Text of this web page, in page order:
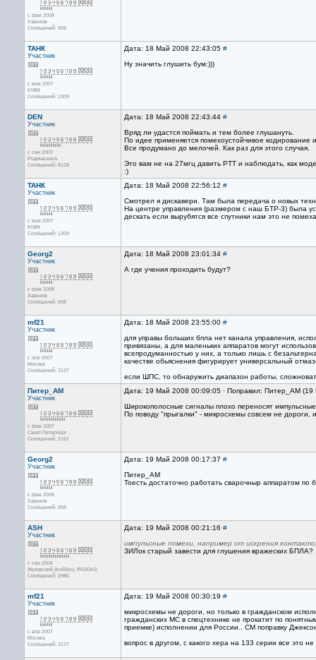
с фев 2008
Харьков
Сообщений: 908
ТАНК
Участник
с мая 2007
KN88
Сообщений: 1309
Дата: 18 Май 2008 22:43:05 #
Ну значить глушить бум:)))
DEN
Участник
с сен 2003
Родина-мать
Сообщений: 8128
Дата: 18 Май 2008 22:43:44 #
Вряд ли удастся поймать и тем более глушануть.
По идее применяется помехоустойчивое
Все продумано до мелочей. Как раз для этого случая.
Это вам не на 27мгц давить РТТ и наблюдать, как
:)
ТАНК
Участник
с мая 2007
KN88
Сообщений: 1309
Дата: 18 Май 2008 22:56:12 #
Смотрел я дискавери. Там была передача о новых
На центре управления (размером с наш БТР-3) была
дескать если вырубятся все спутники нам это не
Georg2
Участник
с фев 2008
Харьков
Сообщений: 908
Дата: 18 Май 2008 23:01:34 #
А где учения проходить будут?
mf21
Участник
с апр 2007
Москва
Сообщений: 3137
Дата: 18 Май 2008 23:55:00 #
для управы больших бпла нет канала управления,
привязаны, а для маленьких аппаратов могут
всепродуманностью у них, а только лишь с
качестве обьяснения фигурирует универсальный
если ШПС, то обнаружить диапазон работы,
Питер_AM
Участник
с фев 2007
Санкт-Петербург
Сообщений: 2161
Дата: 19 Май 2008 00:09:05 · Поправил: Питер_AM
Широкополосные сигналы плохо переносят
По поводу "прыгалки" - микросхемы совсем не дороги,
Georg2
Участник
с фев 2008
Харьков
Сообщений: 908
Дата: 19 Май 2008 00:17:37 #
Питер_АМ
Тоесть достаточно работать сварочныр аппаратом по
ASH
Участник
с сен 2006
Жуковский (ko95bo), RN3DAS
Сообщений: 2986
Дата: 19 Май 2008 00:21:16 #
импульсные помехи, например от искрения
ЗИЛок старый завести для глушения вражеских БПЛА?
mf21
Участник
с апр 2007
Москва
Сообщений: 3137
Дата: 19 Май 2008 00:30:19 #
микросхемы не дороги, но только в гражданском
гражданских МС в спецтехнике не прокатит по
приемке) исполнении для России.. СМ поправку
вопрос в другом, с какого хера на 133 серии все это не